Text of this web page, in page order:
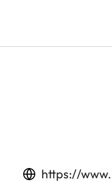
https://